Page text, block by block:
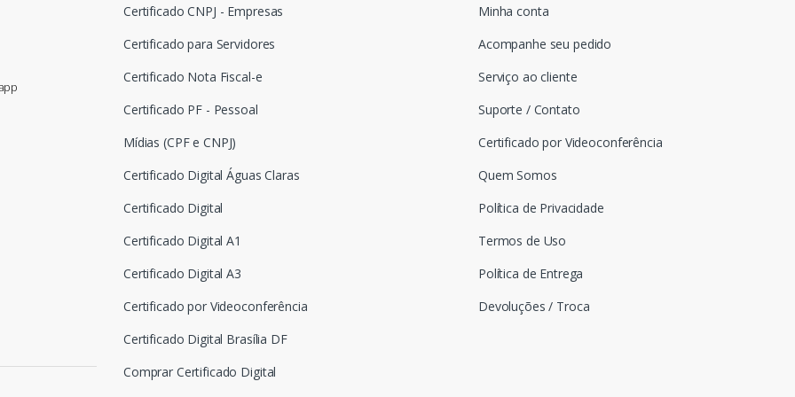
Certificado CNPJ - Empresas
Certificado para Servidores
Certificado Nota Fiscal-e
Certificado PF - Pessoal
Mídias (CPF e CNPJ)
Certificado Digital Águas Claras
Certificado Digital
Certificado Digital A1
Certificado Digital A3
Certificado por Videoconferência
Certificado Digital Brasília DF
Comprar Certificado Digital
Minha conta
Acompanhe seu pedido
Serviço ao cliente
Suporte / Contato
Certificado por Videoconferência
Quem Somos
Política de Privacidade
Termos de Uso
Política de Entrega
Devoluções / Troca